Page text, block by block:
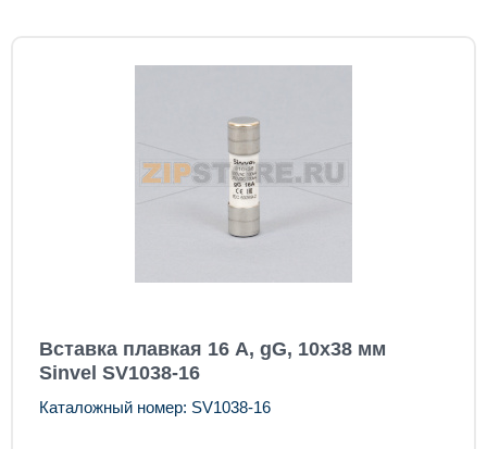
Вставка плавкая 16 А, gG, 10x38 мм
Sinvel SV1038-16
Каталожный номер: SV1038-16